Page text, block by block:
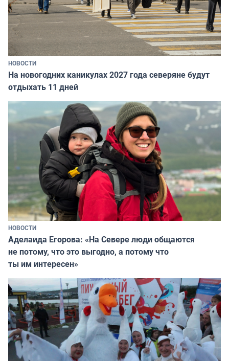
НОВОСТИ
На новогодних каникулах 2027 года северяне будут
отдыхать 11 дней
НОВОСТИ
Аделаида Егорова: «На Севере люди общаются
не потому, что это выгодно, а потому что
ты им интересен»